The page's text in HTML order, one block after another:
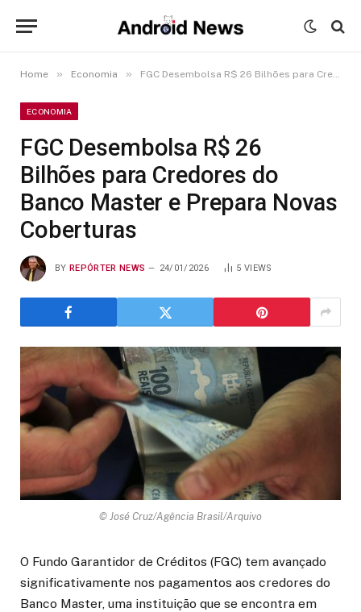
Home » Economia » FGC Desembolsa R$ 26 Bilhões para Credores do Banco Master e Prepara Novas Coberturas
ECONOMIA
FGC Desembolsa R$ 26
Bilhões para Credores do
Banco Master e Prepara Novas
Coberturas
BY REPÓRTER NEWS 24/01/2026 5 VIEWS
© José Cruz/Agência Brasil/Arquivo
O Fundo Garantidor de Créditos (FGC) tem avançado
significativamente nos pagamentos aos credores do
Banco Master, uma instituição que se encontra em